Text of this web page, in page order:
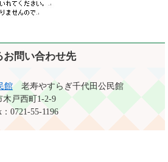
お問い合わせ先
館
老寿やすらぎ千代田公民館
木戸西町1-2-9
：0721-55-1196